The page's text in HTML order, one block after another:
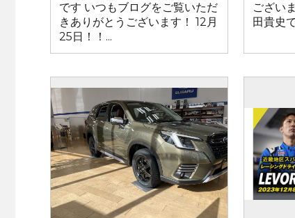
です いつもブログをご覧いただ
きありがとうございます！ 12月
25日！！...
ござい
田貴史